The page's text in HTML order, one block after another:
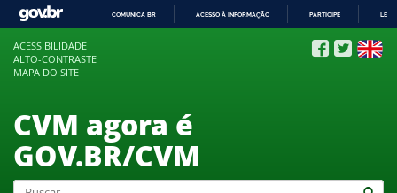
COMUNICA BR ACESSO À INFORMAÇÃO PARTICIPE
ACESSIBILIDADE
ALTO-CONTRASTE
MAPA DO SITE
CVM agora é
GOV.BR/CVM